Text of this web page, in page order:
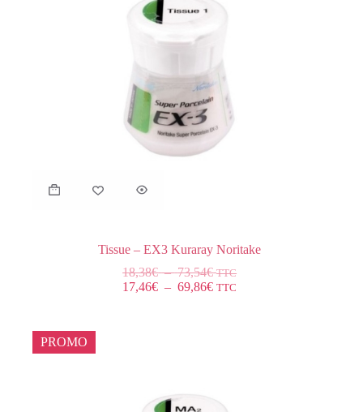
Tissue – EX3 Kuraray Noritake
18,38€ – 73,54€ TTC
17,46€ – 69,86€ TTC
PROMO